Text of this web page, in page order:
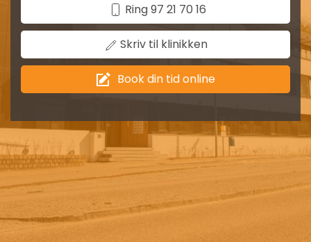
Ring 97 21 70 16
Skriv til klinikken
Book din tid online